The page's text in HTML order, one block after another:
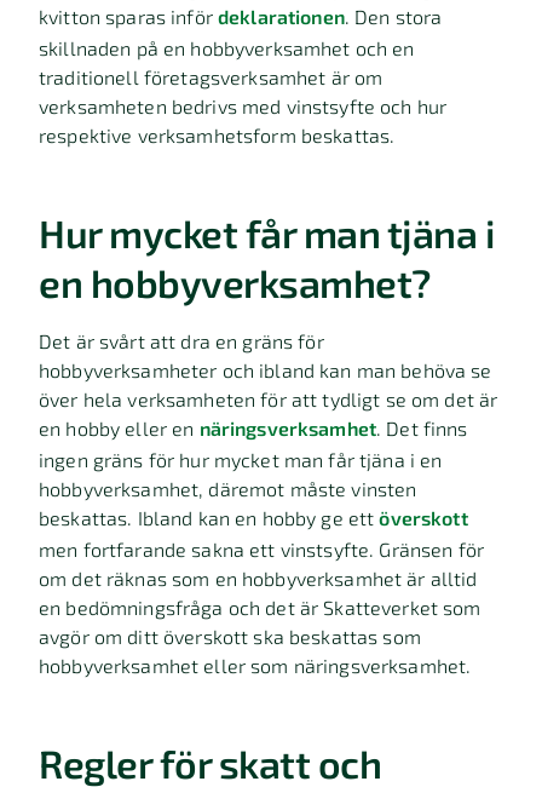
kvitton sparas infördeklarationen. Den stora
skillnaden på en hobbyverksamhet och en
traditionell företagsverksamhet är om
verksamheten bedrivs med vinstsyfte och hur
respektive verksamhetsform beskattas.
Hur mycket får man tjäna i
en hobbyverksamhet?
Det är svårt att dra en gräns för
hobbyverksamheter och ibland kan man behöva se
över hela verksamheten för att tydligt se om det är
en hobby eller en näringsverksamhet. Det finns
ingen gräns för hur mycket man får tjäna i en
hobbyverksamhet, däremot måste vinsten
beskattas. Ibland kan en hobby ge ettöverskott
men fortfarande sakna ett vinstsyfte. Gränsen för
om det räknas som en hobbyverksamhet är alltid
en bedömningsfråga och det är Skatteverket som
avgör om ditt överskott ska beskattas som
hobbyverksamhet eller som näringsverksamhet.
Regler för skatt och